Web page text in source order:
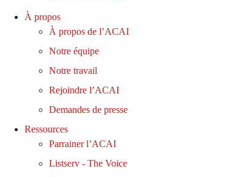
À propos
À propos de l’ACAI
Notre équipe
Notre travail
Rejoindre l’ACAI
Demandes de presse
Ressources
Parrainer l’ACAI
Listserv - The Voice